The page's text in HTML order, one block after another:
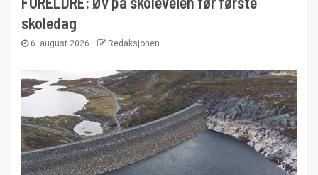
skoledag
6. august 2026 Redaksjonen